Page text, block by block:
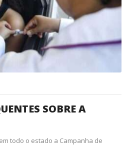
SOBRE A
todo o estado a Campanha de